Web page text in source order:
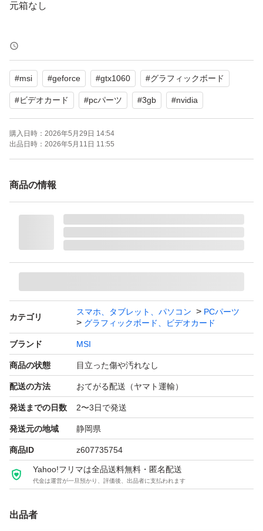
元箱なし
【ブランド】MSI
【商品の状態】目立った傷や汚れなし(冷却ファンおよび
ヒートシンクをクリーニング済み)
当方使用環境
OS Win11 HOME 64ビット
●お持ちのPCとの相性による動作不良は保証出来ません
#msi #geforce #gtx1060 #グラフィックボード
#ビデオカード #pcパーツ #3gb #nvidia
購入日時： 2026年5月29日 14:54
出品日時： 2026年5月11日 11:55
商品の情報
カテゴリ
スマホ、タブレット、パソコン
PCパーツ
グラフィックボード、ビデオカード
ブランド MSI
商品の状態 目立った傷や汚れなし
配送の方法 おてがる配送（ヤマト運輸）
発送までの日数 2〜3日で発送
発送元の地域 静岡県
商品ID z607735754
Yahoo!フリマは全品送料無料・匿名配送
代金は運営が一旦預かり、評価後、出品者に支払われます
出品者